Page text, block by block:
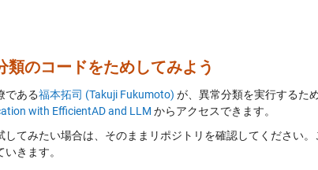
類のコードをためしてみよう
である福本拓司 (Takuji Fukumoto) が、異常分類を実行するた
with EfficientAD and LLM からアクセスできます。
してみたい場合は、そのままリポジトリを確認してください
きます。